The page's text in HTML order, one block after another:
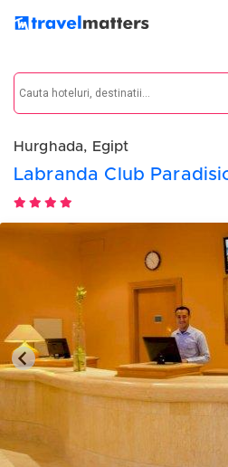
Hurghada, Egipt
Labranda Club